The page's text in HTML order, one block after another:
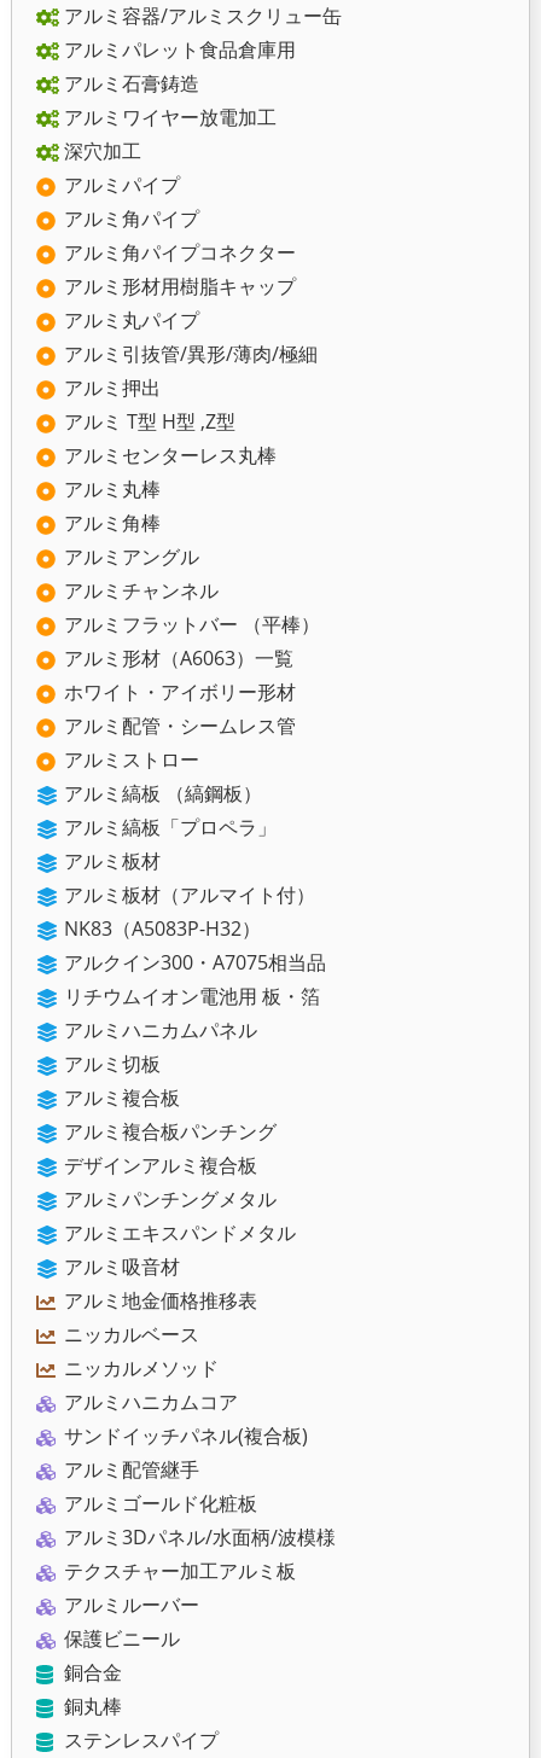
アルミ容器/アルミスクリュー缶
アルミパレット食品倉庫用
アルミ石膏鋳造
アルミワイヤー放電加工
深穴加工
アルミパイプ
アルミ角パイプ
アルミ角パイプコネクター
アルミ形材用樹脂キャップ
アルミ丸パイプ
アルミ引抜管/異形/薄肉/極細
アルミ押出
アルミ T型 H型 ,Z型
アルミセンターレス丸棒
アルミ丸棒
アルミ角棒
アルミアングル
アルミチャンネル
アルミフラットバー （平棒）
アルミ形材（A6063）一覧
ホワイト・アイボリー形材
アルミ配管・シームレス管
アルミストロー
アルミ縞板 （縞鋼板）
アルミ縞板「プロペラ」
アルミ板材
アルミ板材（アルマイト付）
NK83（A5083P-H32）
アルクイン300・A7075相当品
リチウムイオン電池用 板・箔
アルミハニカムパネル
アルミ切板
アルミ複合板
アルミ複合板パンチング
デザインアルミ複合板
アルミパンチングメタル
アルミエキスパンドメタル
アルミ吸音材
アルミ地金価格推移表
ニッカルベース
ニッカルメソッド
アルミハニカムコア
サンドイッチパネル(複合板)
アルミ配管継手
アルミゴールド化粧板
アルミ3Dパネル/水面柄/波模様
テクスチャー加工アルミ板
アルミルーバー
保護ビニール
銅合金
銅丸棒
ステンレスパイプ